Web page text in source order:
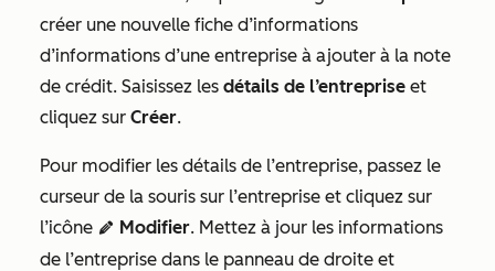
créer une nouvelle fiche d’informations
d’informations d’une entreprise à ajouter à la note
de crédit. Saisissez les détails de l’entreprise et
cliquez sur Créer.
Pour modifier les détails de l’entreprise, passez le
curseur de la souris sur l’entreprise et cliquez sur
l’icône edit Modifier. Mettez à jour les informations
de l’entreprise dans le panneau de droite et